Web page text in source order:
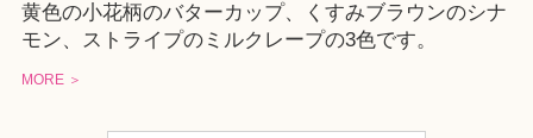
黄色の小花柄のバターカップ、くすみブラウンのシナ
モン、ストライプのミルクレープの3色です。
MORE ＞